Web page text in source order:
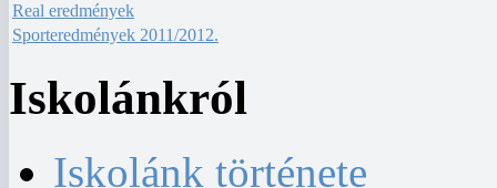
Real eredmények
Sporteredmények 2011/2012.
Iskolánkról
Iskolánk története